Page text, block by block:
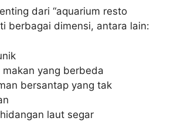
dari “aquarium resto
berbagai dimensi, antara lain:
makan yang berbeda
bersantap yang tak
laut segar